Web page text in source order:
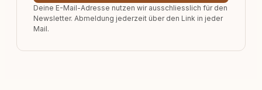
Deine E-Mail-Adresse nutzen wir ausschliesslich für den
Newsletter. Abmeldung jederzeit über den Link in jeder
Mail.